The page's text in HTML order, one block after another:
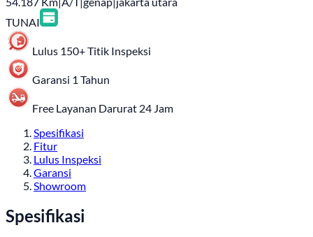
TUNAI
Lulus 150+ Titik Inspeksi
Garansi 1 Tahun
Free Layanan Darurat 24 Jam
Spesifikasi
Fitur
Lulus Inspeksi
Garansi
Showroom
Spesifikasi